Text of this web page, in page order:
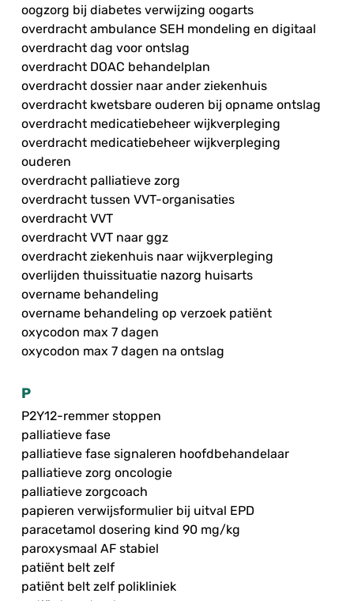
oogzorg bij diabetes verwijzing oogarts
overdracht ambulance SEH mondeling en digitaal
overdracht dag voor ontslag
overdracht DOAC behandelplan
overdracht dossier naar ander ziekenhuis
overdracht kwetsbare ouderen bij opname ontslag
overdracht medicatiebeheer wijkverpleging
overdracht medicatiebeheer wijkverpleging
ouderen
overdracht palliatieve zorg
overdracht tussen VVT-organisaties
overdracht VVT
overdracht VVT naar ggz
overdracht ziekenhuis naar wijkverpleging
overlijden thuissituatie nazorg huisarts
overname behandeling
overname behandeling op verzoek patiënt
oxycodon max 7 dagen
oxycodon max 7 dagen na ontslag
P
P2Y12-remmer stoppen
palliatieve fase
palliatieve fase signaleren hoofdbehandelaar
palliatieve zorg oncologie
palliatieve zorgcoach
papieren verwijsformulier bij uitval EPD
paracetamol dosering kind 90 mg/kg
paroxysmaal AF stabiel
patiënt belt zelf
patiënt belt zelf polikliniek